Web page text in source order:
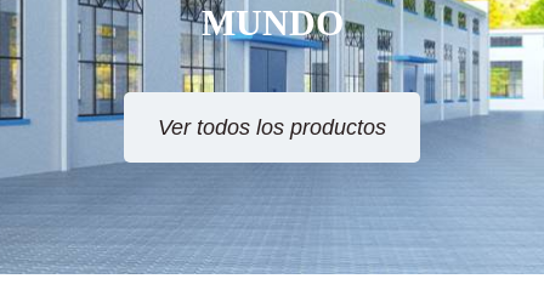
MUNDO
Ver todos los productos